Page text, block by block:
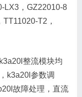
LX3，GZ22010-8
T2，
整流模块均
k3a20l参数调
故障处理，直流